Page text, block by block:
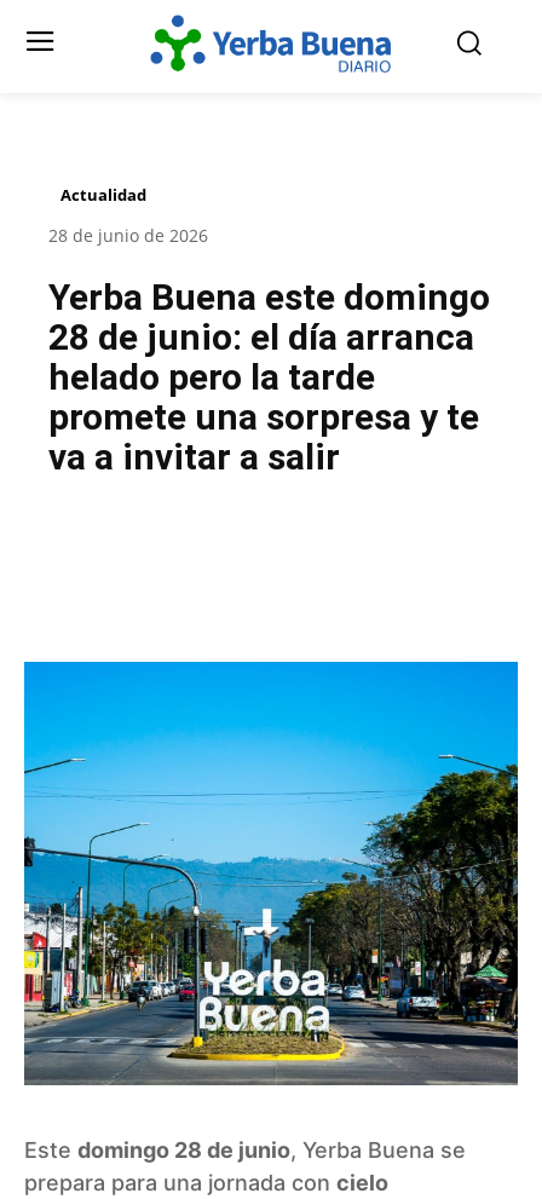
Actualidad
28 de junio de 2026
Yerba Buena este domingo
28 de junio: el día arranca
helado pero la tarde
promete una sorpresa y te
va a invitar a salir
Este domingo 28 de junio, Yerba Buena se
prepara para una jornada con cielo